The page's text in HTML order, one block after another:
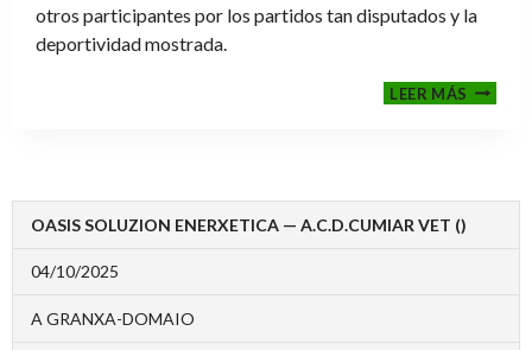
otros participantes por los partidos tan disputados y la
deportividad mostrada.
LEER MÁS
2024-
OASIS SOLUZION ENERXETICA — A.C.D.CUMIAR VET ()
04/10/2025
A GRANXA-DOMAIO